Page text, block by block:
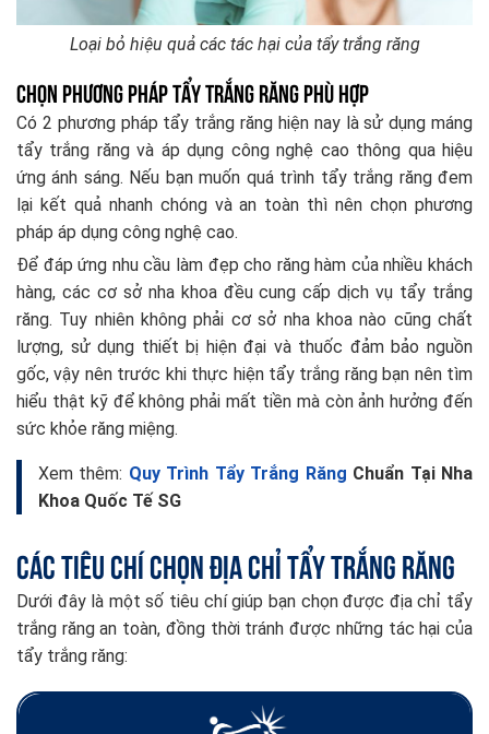
Loại bỏ hiệu quả các tác hại của tẩy trắng răng
Chọn phương pháp tẩy trắng răng phù hợp
Có 2 phương pháp tẩy trắng răng hiện nay là sử dụng máng
tẩy trắng răng và áp dụng công nghệ cao thông qua hiệu
ứng ánh sáng. Nếu bạn muốn quá trình tẩy trắng răng đem
lại kết quả nhanh chóng và an toàn thì nên chọn phương
pháp áp dụng công nghệ cao.
Để đáp ứng nhu cầu làm đẹp cho răng hàm của nhiều khách
hàng, các cơ sở nha khoa đều cung cấp dịch vụ tẩy trắng
răng. Tuy nhiên không phải cơ sở nha khoa nào cũng chất
lượng, sử dụng thiết bị hiện đại và thuốc đảm bảo nguồn
gốc, vậy nên trước khi thực hiện tẩy trắng răng bạn nên tìm
hiểu thật kỹ để không phải mất tiền mà còn ảnh hưởng đến
sức khỏe răng miệng.
Xem thêm: Quy Trình Tẩy Trắng Răng Chuẩn Tại Nha
Khoa Quốc Tế SG
Các tiêu chí chọn địa chỉ tẩy trắng răng
Dưới đây là một số tiêu chí giúp bạn chọn được địa chỉ tẩy
trắng răng an toàn, đồng thời tránh được những tác hại của
tẩy trắng răng: